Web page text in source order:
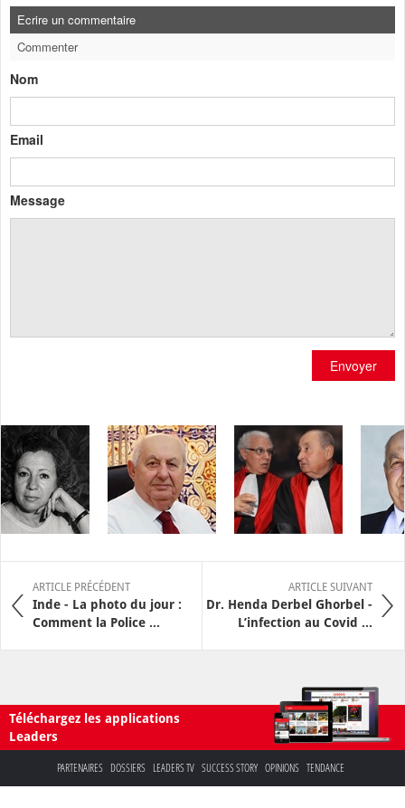
Ecrire un commentaire
Commenter
Nom
Email
Message
Envoyer
ARTICLE PRÉCÉDENT
Inde - La photo du jour :
Comment la Police ...
ARTICLE SUIVANT
Dr. Henda Derbel Ghorbel -
L’infection au Covid ...
Téléchargez les applications
Leaders
PARTENAIRES DOSSIERS LEADERS TV SUCCESS STORY OPINIONS TENDANCE